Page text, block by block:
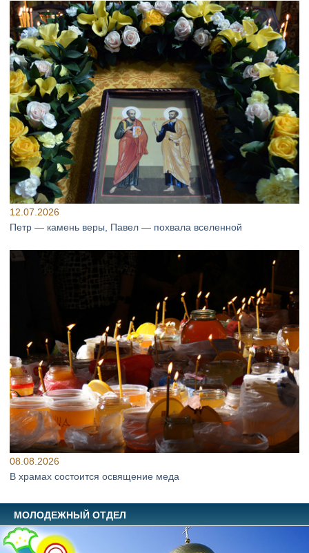
12.07.2026
Петр — камень веры, Павел — похвала вселенной
08.08.2026
В храмах состоится освящение меда
МОЛОДЕЖНЫЙ ОТДЕЛ